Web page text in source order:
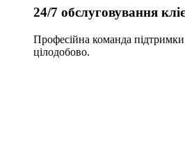
24/7 обслуговування
Професійна команда
цілодобово.